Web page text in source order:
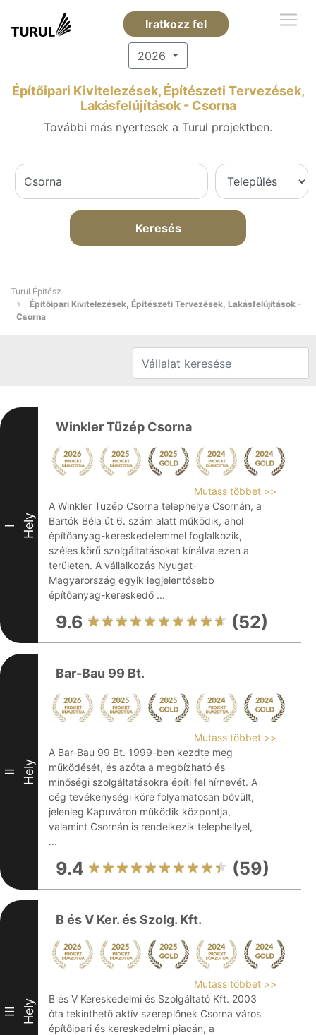
Iratkozz fel
2026
Építőipari Kivitelezések, Építészeti Tervezések,
Lakásfelújítások - Csorna
További más nyertesek a Turul projektben.
Keresés
Turul Építész
Építőipari Kivitelezések, Építészeti Tervezések, Lakásfelújítások -
Csorna
I Hely
Winkler Tüzép Csorna
Mutass többet >>
A Winkler Tüzép Csorna telephelye Csornán, a
Bartók Béla út 6. szám alatt működik, ahol
építőanyag-kereskedelemmel foglalkozik,
széles körű szolgáltatásokat kínálva ezen a
területen. A vállalkozás Nyugat-
Magyarország egyik legjelentősebb
építőanyag-kereskedő ...
9.6 (52)
II Hely
Bar-Bau 99 Bt.
Mutass többet >>
A Bar-Bau 99 Bt. 1999-ben kezdte meg
működését, és azóta a megbízható és
minőségi szolgáltatásokra építi fel hírnevét. A
cég tevékenységi köre folyamatosan bővült,
jelenleg Kapuváron működik központja,
valamint Csornán is rendelkezik telephellyel,
...
9.4 (59)
III Hely
B és V Ker. és Szolg. Kft.
Mutass többet >>
B és V Kereskedelmi és Szolgáltató Kft. 2003
óta tekinthető aktív szereplőnek Csorna város
építőipari és kereskedelmi piacán, a